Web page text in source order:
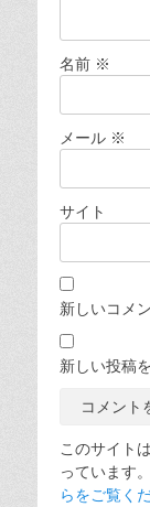
名前 ※
メール ※
サイト
新しいコメ
新しい投稿
このサイト
っています。
らをご覧く